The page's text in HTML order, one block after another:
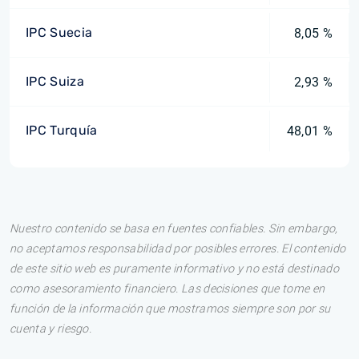
IPC Suecia 8,05 %
IPC Suiza 2,93 %
IPC Turquía 48,01 %
Nuestro contenido se basa en fuentes confiables. Sin embargo,
no aceptamos responsabilidad por posibles errores. El contenido
de este sitio web es puramente informativo y no está destinado
como asesoramiento financiero. Las decisiones que tome en
función de la información que mostramos siempre son por su
cuenta y riesgo.